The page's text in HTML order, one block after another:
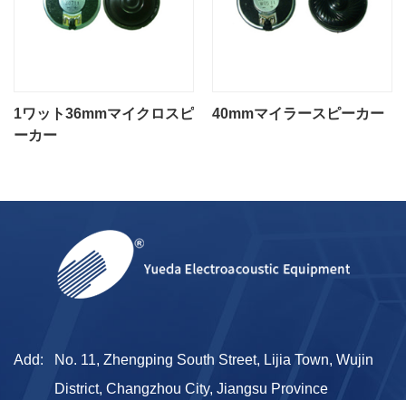
1ワット36mmマイクロスピ
ーカー
40mmマイラースピーカー
Add:
No. 11, Zhengping South Street, Lijia Town, Wujin
District, Changzhou City, Jiangsu Province